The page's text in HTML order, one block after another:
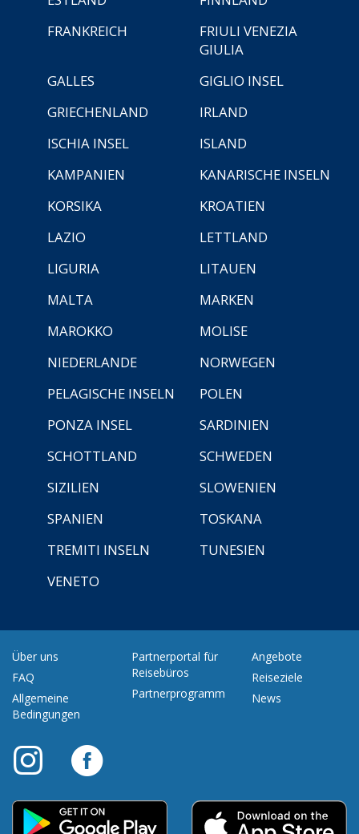
FRANKREICH
FRIULI VENEZIA
GIULIA
GALLES
GIGLIO INSEL
GRIECHENLAND
IRLAND
ISCHIA INSEL
ISLAND
KAMPANIEN
KANARISCHE INSELN
KORSIKA
KROATIEN
LAZIO
LETTLAND
LIGURIA
LITAUEN
MALTA
MARKEN
MAROKKO
MOLISE
NIEDERLANDE
NORWEGEN
PELAGISCHE INSELN
POLEN
PONZA INSEL
SARDINIEN
SCHOTTLAND
SCHWEDEN
SIZILIEN
SLOWENIEN
SPANIEN
TOSKANA
TREMITI INSELN
TUNESIEN
VENETO
Über uns
FAQ
Allgemeine
Bedingungen
Partnerportal für
Reisebüros
Partnerprogramm
Angebote
Reiseziele
News